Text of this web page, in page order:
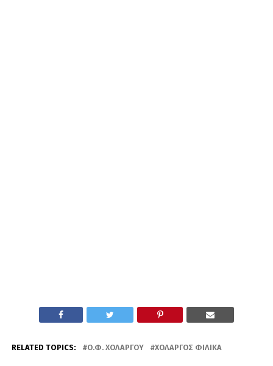
RELATED TOPICS: Ο.Φ. ΧΟΛΑΡΓΟΎ ΧΟΛΑΡΓΌΣ ΦΙΛΙΚΆ